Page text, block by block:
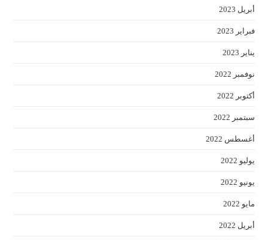
أبريل 2023
فبراير 2023
يناير 2023
نوفمبر 2022
أكتوبر 2022
سبتمبر 2022
أغسطس 2022
يوليو 2022
يونيو 2022
مايو 2022
أبريل 2022